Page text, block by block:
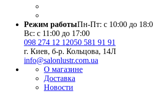
Режим работыПн-Пт: с 10:00 до
Вс: с 11:00 до 17:00
098 274 12 12050 581 91 91
г. Киев, б-р. Кольцова, 14Л
info@salonlustr.com.ua
О магазине
Доставка
Новости